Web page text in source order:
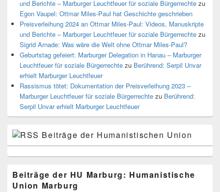
und Berichte – Marburger Leuchtfeuer für soziale Bürgerrechte zu
Egon Vaupel: Ottmar Miles-Paul hat Geschichte geschrieben
Preisverleihung 2024 an Ottmar Miles-Paul: Videos, Manuskripte
und Berichte – Marburger Leuchtfeuer für soziale Bürgerrechte zu
Sigrid Arnade: Was wäre die Welt ohne Ottmar Miles-Paul?
Geburtstag gefeiert: Marburger Delegation in Hanau – Marburger
Leuchtfeuer für soziale Bürgerrechte zu Berührend: Serpil Unvar
erhielt Marburger Leuchtfeuer
Rassismus tötet: Dokumentation der Preisverleihung 2023 –
Marburger Leuchtfeuer für soziale Bürgerrechte zu Berührend:
Serpil Unvar erhielt Marburger Leuchtfeuer
Beiträge der Humanistischen Union
Beiträge der HU Marburg: Humanistische
Union Marburg